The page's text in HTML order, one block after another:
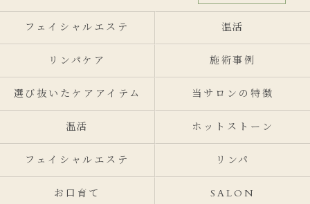
フェイシャルエステ 温活
リンパケア 施術事例
選び抜いたケアアイテム 当サロンの特徴
温活 ホットストーン
フェイシャルエステ リンパ
お口育て SALON